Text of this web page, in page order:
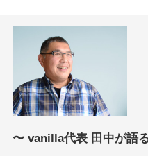
〜 vanilla代表 田中が語